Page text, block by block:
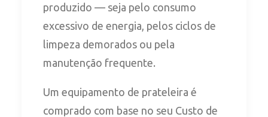
produzido — seja pelo consumo
excessivo de energia, pelos ciclos de
limpeza demorados ou pela
manutenção frequente.
Um equipamento de prateleira é
comprado com base no seu Custo de